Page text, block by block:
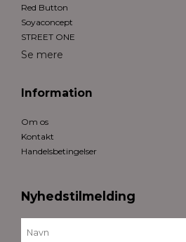
Red Button
Soyaconcept
STREET ONE
Se mere
Information
Om os
Kontakt
Handelsbetingelser
Nyhedstilmelding